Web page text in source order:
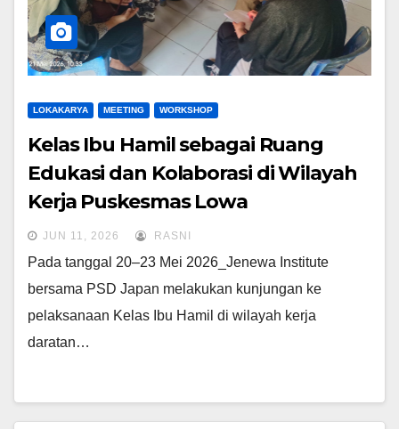
LOKAKARYA MEETING WORKSHOP
Kelas Ibu Hamil sebagai Ruang
Edukasi dan Kolaborasi di Wilayah
Kerja Puskesmas Lowa
JUN 11, 2026 RASNI
Pada tanggal 20–23 Mei 2026_Jenewa Institute
bersama PSD Japan melakukan kunjungan ke
pelaksanaan Kelas Ibu Hamil di wilayah kerja
daratan…